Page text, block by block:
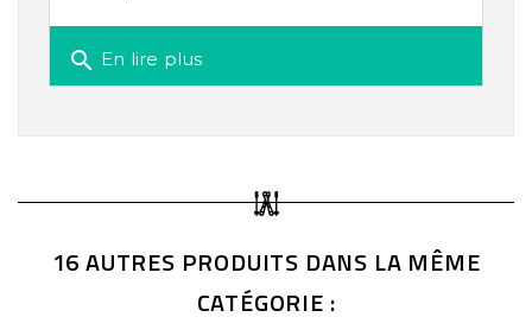
search En lire plus
16 AUTRES PRODUITS DANS LA MÊME
CATÉGORIE :